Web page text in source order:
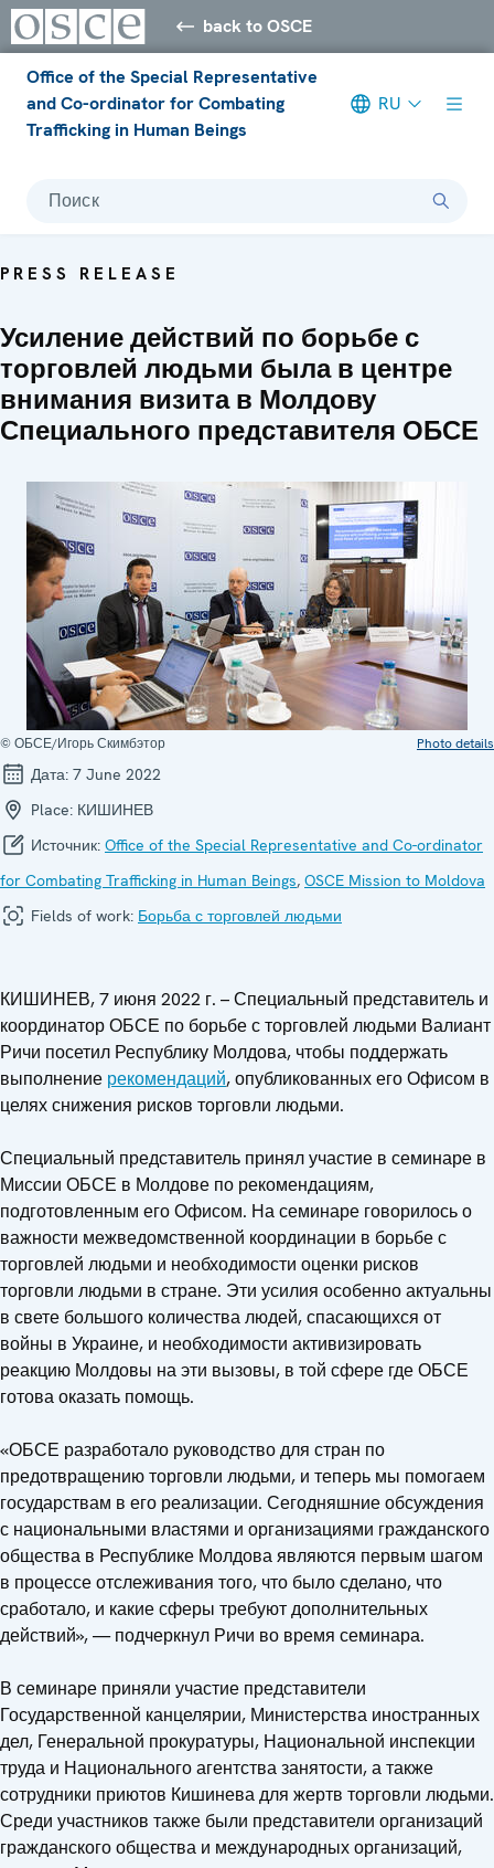
back to OSCE
Office of the Special Representative
and Co-ordinator for Combating
Trafficking in Human Beings
RU
Поиск
PRESS RELEASE
Усиление действий по борьбе с
торговлей людьми была в центре
внимания визита в Молдову
Специального представителя ОБСЕ
© ОБСЕ/Игорь Скимбэтор Photo details
Дата: 7 June 2022
Place: КИШИНЕВ
Источник: Office of the Special Representative and Co-ordinator
for Combating Trafficking in Human Beings, OSCE Mission to Moldova
Fields of work: Борьба с торговлей людьми
КИШИНЕВ, 7 июня 2022 г. – Специальный представитель и
координатор ОБСЕ по борьбе с торговлей людьми Валиант
Ричи посетил Республику Молдова, чтобы поддержать
выполнение рекомендаций, опубликованных его Офисом в
целях снижения рисков торговли людьми.
Специальный представитель принял участие в семинаре в
Миссии ОБСЕ в Молдове по рекомендациям,
подготовленным его Офисом. На семинаре говорилось о
важности межведомственной координации в борьбе с
торговлей людьми и необходимости оценки рисков
торговли людьми в стране. Эти усилия особенно актуальны
в свете большого количества людей, спасающихся от
войны в Украине, и необходимости активизировать
реакцию Молдовы на эти вызовы, в той сфере где ОБСЕ
готова оказать помощь.
«ОБСЕ разработало руководство для стран по
предотвращению торговли людьми, и теперь мы помогаем
государствам в его реализации. Сегодняшние обсуждения
с национальными властями и организациями гражданского
общества в Республике Молдова являются первым шагом
в процессе отслеживания того, что было сделано, что
сработало, и какие сферы требуют дополнительных
действий», — подчеркнул Ричи во время семинара.
В семинаре приняли участие представители
Государственной канцелярии, Министерства иностранных
дел, Генеральной прокуратуры, Национальной инспекции
труда и Национального агентства занятости, а также
сотрудники приютов Кишинева для жертв торговли людьми.
Среди участников также были представители организаций
гражданского общества и международных организаций,